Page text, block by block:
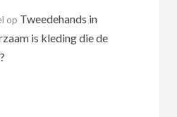
op Tweedehands in
is kleding die de